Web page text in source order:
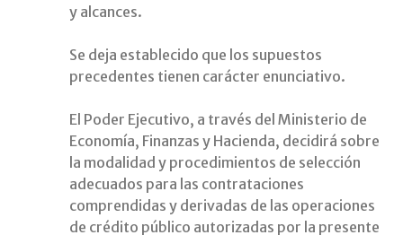
y alcances.
Se deja establecido que los supuestos
precedentes tienen carácter enunciativo.
El Poder Ejecutivo, a través del Ministerio de
Economía, Finanzas y Hacienda, decidirá sobre
la modalidad y procedimientos de selección
adecuados para las contrataciones
comprendidas y derivadas de las operaciones
de crédito público autorizadas por la presente